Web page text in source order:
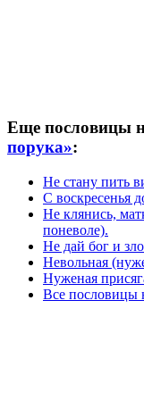
Еще пословицы
порука»:
Не стану пить
С воскресенья
Не клянись,
поневоле).
Не дай бог и
Невольная
Нуженая
Все пословицы